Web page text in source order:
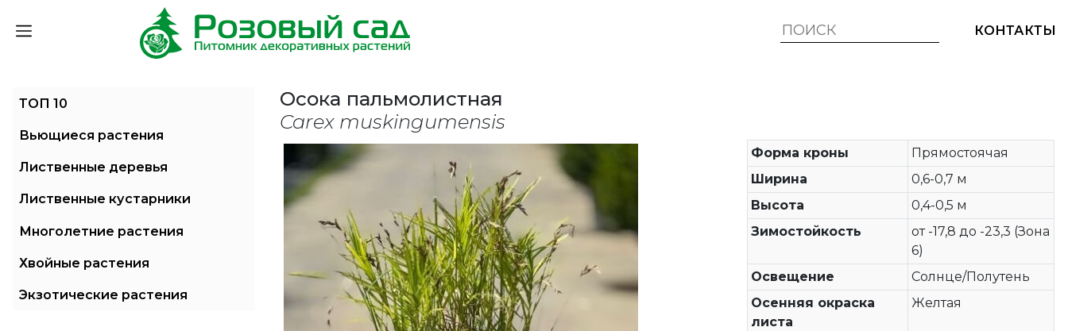
КОНТАКТЫ
ТОП 10
Вьющиеся растения
Лиственные деревья
Лиственные кустарники
Многолетние растения
Хвойные растения
Экзотические растения
Осока пальмолистная
Carex muskingumensis
Форма кроны
Прямостоячая
Ширина
0,6-0,7 м
Высота
0,4-0,5 м
Зимостойкость
от -17,8 до -23,3 (Зона
6)
Освещение
Солнце/Полутень
Осенняя окраска
листа
Желтая